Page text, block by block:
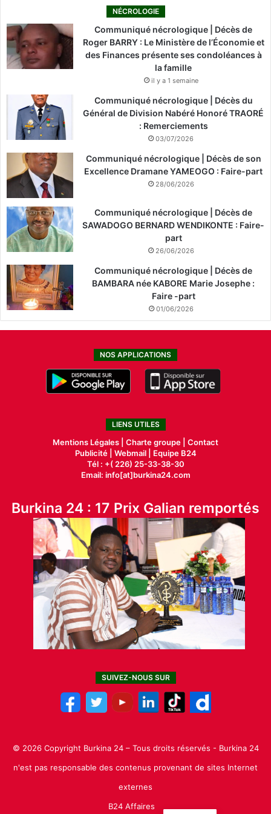
NÉCROLOGIE
Communiqué nécrologique | Décès de
Roger BARRY : Le Ministère de l’Économie et
des Finances présente ses condoléances à
la famille
il y a 1 semaine
Communiqué nécrologique | Décès du
Général de Division Nabéré Honoré TRAORÉ
: Remerciements
03/07/2026
Communiqué nécrologique | Décès de son
Excellence Dramane YAMEOGO : Faire-part
28/06/2026
Communiqué nécrologique | Décès de
SAWADOGO BERNARD WENDIKONTE : Faire-
part
26/06/2026
Communiqué nécrologique | Décès de
BAMBARA née KABORE Marie Josephe :
Faire -part
01/06/2026
NOS APPLICATIONS
LIENS UTILES
Mentions Légales | Charte groupe | Contact
Publicité| Webmail |
Equipe B24
Tél : +( 226) 25-33-38-30
Email: info[at]burkina24.com
Burkina 24 : 17 Prix Galian remportés
SUIVEZ-NOUS SUR
© 2026 Copyright Burkina 24 – Tous droits réservés - Burkina 24
n'est pas responsable des contenus provenant de sites Internet
externes
B24 Affaires